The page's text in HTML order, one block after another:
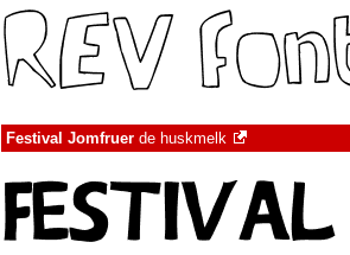
Festival Jomfruer de huskmelk